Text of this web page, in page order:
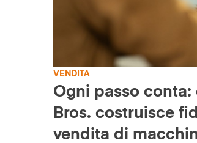
VENDITA
Ogni passo
Bros. costruisce
vendita di